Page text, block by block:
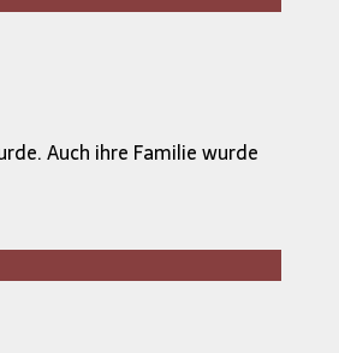
Auch ihre Familie wurde